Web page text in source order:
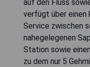
auf den Fluss
verfügt über
Service zwischen
nahegelegenen
Station sowie
zu dem nur 5